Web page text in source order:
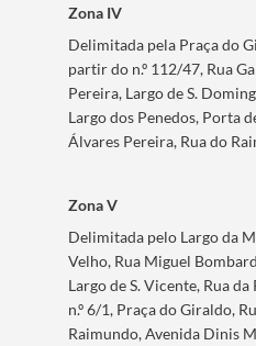
Categories
Filters
Zona IV
Delimitada pela Praça do
partir do n.º 112/47, Rua
Pereira, Largo de S.
Largo dos Penedos, Porta
Álvares Pereira, Rua do
Zona V
Delimitada pelo Largo da
Velho, Rua Miguel
Largo de S. Vicente, Rua
n.º 6/1, Praça do Giraldo,
Raimundo, Avenida Dinis